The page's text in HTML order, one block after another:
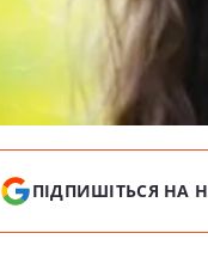
ПІДПИШІТЬСЯ НА